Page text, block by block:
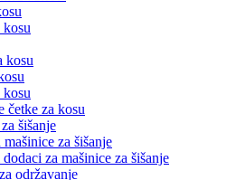
kosu
kosu
kosu
četke za kosu
šišanje
mašinice za šišanje
za mašinice za šišanje
održavanje